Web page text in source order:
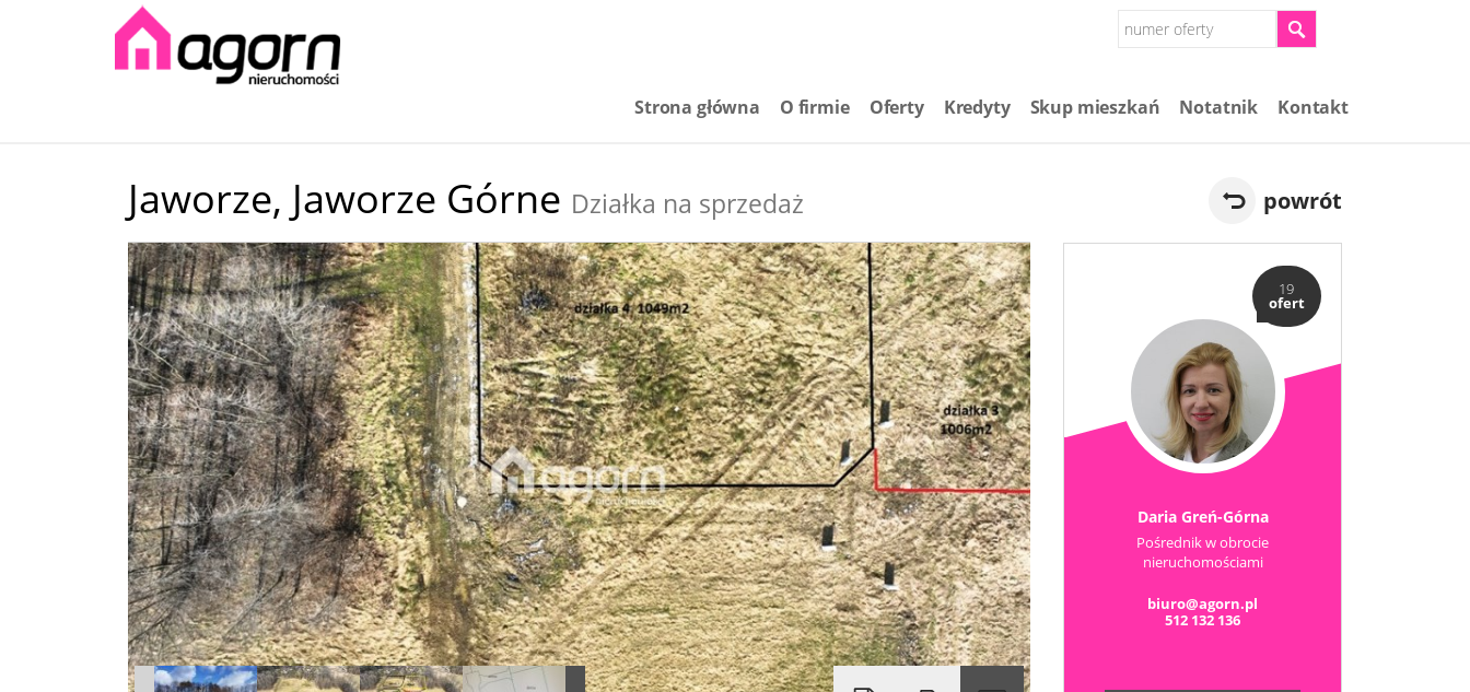
Strona główna O firmie Oferty Kredyty Skup mieszkań​ Notatnik Kontakt
Jaworze, Jaworze Górne Działka na sprzedaż powrót
19
ofert
Daria Greń-Górna
Pośrednik w obrocie
nieruchomościami
biuro@agorn.pl
512 132 136